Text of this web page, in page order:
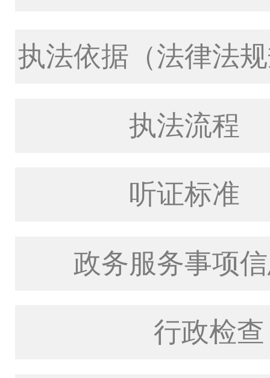
执法依据（法律法
执法流程
听证标准
政务服务事项
行政检